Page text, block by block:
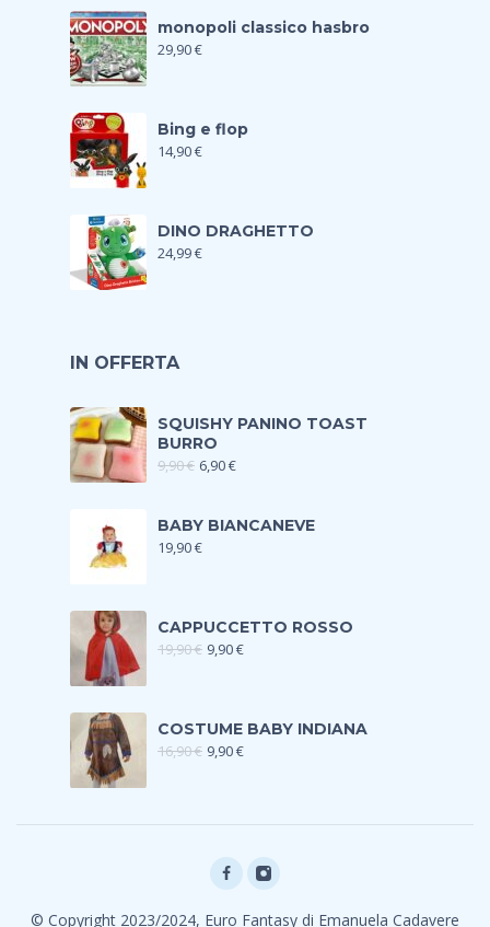
monopoli classico hasbro
29,90€
Bing e flop
14,90€
DINO DRAGHETTO
24,99€
IN OFFERTA
SQUISHY PANINO TOAST
BURRO
9,90€ 6,90€
BABY BIANCANEVE
19,90€
CAPPUCCETTO ROSSO
19,90€ 9,90€
COSTUME BABY INDIANA
16,90€ 9,90€
© Copyright 2023/2024, Euro Fantasy di Emanuela Cadavere